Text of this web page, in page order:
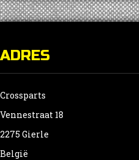
ADRES
Crossparts
Vennestraat 18
2275 Gierle
België